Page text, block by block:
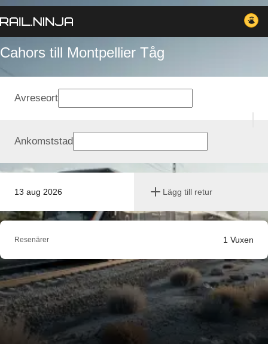
Cahors till Montpellier Tåg
13 aug 2026 Lägg till retur
Avreseort
Ankomststad
Resenärer 1 Vuxen